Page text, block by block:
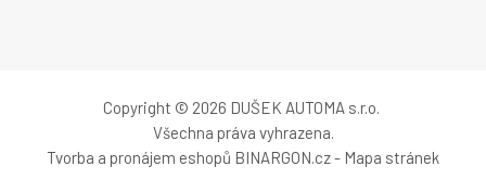
Copyright © 2026 DUŠEK AUTOMA s.r.o.
Všechna práva vyhrazena.
Tvorba a pronájem eshopů BINARGON.cz- Mapa stránek